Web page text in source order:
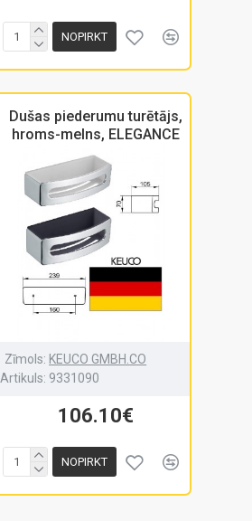
NOPIRKT
Dušas piederumu turētājs,
hroms-melns, ELEGANCE
Zīmols: KEUCO GMBH.CO
Artikuls: 9331090
106.10€
NOPIRKT